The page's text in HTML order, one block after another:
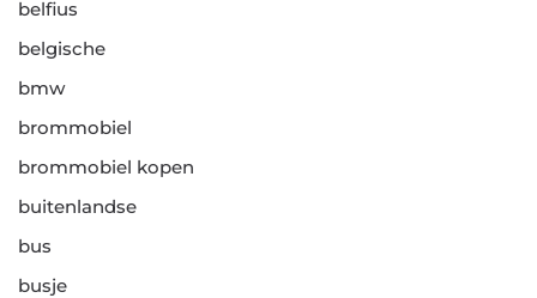
belfius
belgische
bmw
brommobiel
brommobiel kopen
buitenlandse
bus
busje